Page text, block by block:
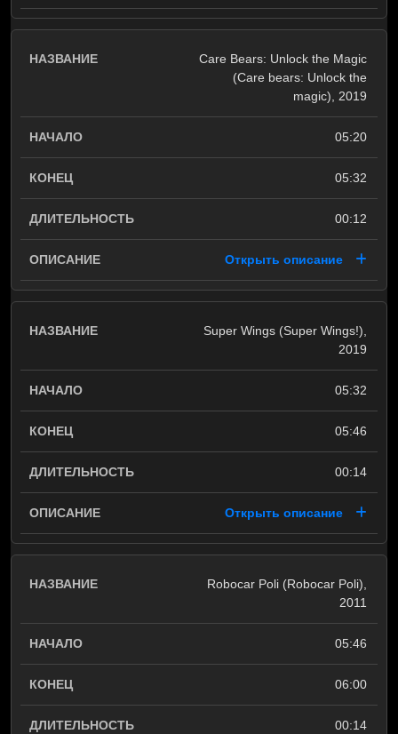
Care Bears: Unlock the Magic
(Care bears: Unlock the
magic), 2019
05:20
05:32
00:12
Открыть описание
Super Wings (Super Wings!),
2019
05:32
05:46
00:14
Открыть описание
Robocar Poli (Robocar Poli),
2011
05:46
06:00
00:14